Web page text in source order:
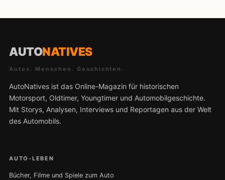
AUTONATIVES
Autos. Menschen. Geschichten.
AutoNatives ist das Online-Magazin für historischen
Motorsport, Oldtimer, Youngtimer und Automobilgeschichte.
Mit Storys, Analysen, Interviews und Reportagen aus der Welt
des Automobils.
AUTO-LEBEN
Bücher, Filme und Spiele zum Auto